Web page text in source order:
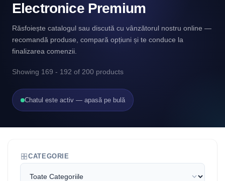
Electronice Premium
Răsfoiește catalogul sau discută cu vânzătorul nostru online —
recomandă produse, compară opțiuni și te conduce la
finalizarea comenzii.
Showing 169 - 192 of 200 products
Chatul este activ — apasă pe bulă
CATEGORIE